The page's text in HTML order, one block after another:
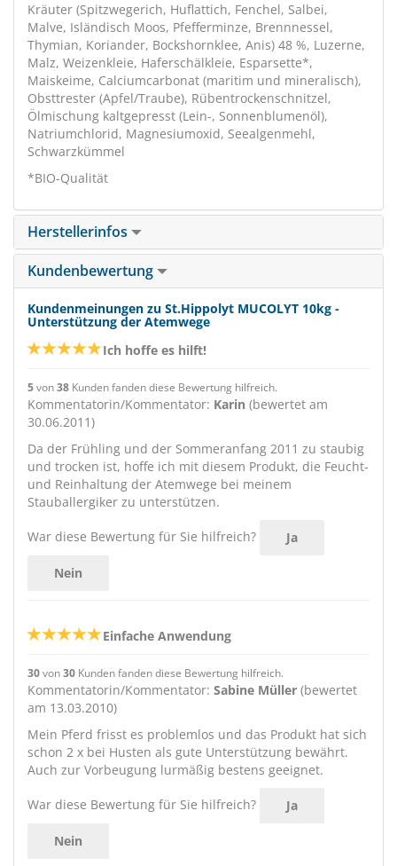
Kräuter (Spitzwegerich, Huflattich, Fenchel, Salbei,
Malve, Isländisch Moos, Pfefferminze, Brennnessel,
Thymian, Koriander, Bockshornklee, Anis) 48 %, Luzerne,
Malz, Weizenkleie, Haferschälkleie, Esparsette*,
Maiskeime, Calciumcarbonat (maritim und mineralisch),
Obsttrester (Apfel/Traube), Rübentrockenschnitzel,
Ölmischung kaltgepresst (Lein-, Sonnenblumenöl),
Natriumchlorid, Magnesiumoxid, Seealgenmehl,
Schwarzkümmel
*BIO-Qualität
Herstellerinfos
Kundenbewertung
Kundenmeinungen zu St.Hippolyt MUCOLYT 10kg -
Unterstützung der Atemwege
Ich hoffe es hilft!
5von38 Kunden fanden diese Bewertung hilfreich.
Kommentatorin/Kommentator: Karin (bewertet am
30.06.2011)
Da der Frühling und der Sommeranfang 2011 zu staubig
und trocken ist, hoffe ich mit diesem Produkt, die Feucht-
und Reinhaltung der Atemwege bei meinem
Stauballergiker zu unterstützen.
War diese Bewertung für Sie hilfreich? Ja
Nein
Einfache Anwendung
30von30 Kunden fanden diese Bewertung hilfreich.
Kommentatorin/Kommentator: Sabine Müller (bewertet
am 13.03.2010)
Mein Pferd frisst es problemlos und das Produkt hat sich
schon 2 x bei Husten als gute Unterstützung bewährt.
Auch zur Vorbeugung lurmäßig bestens geeignet.
War diese Bewertung für Sie hilfreich? Ja
Nein